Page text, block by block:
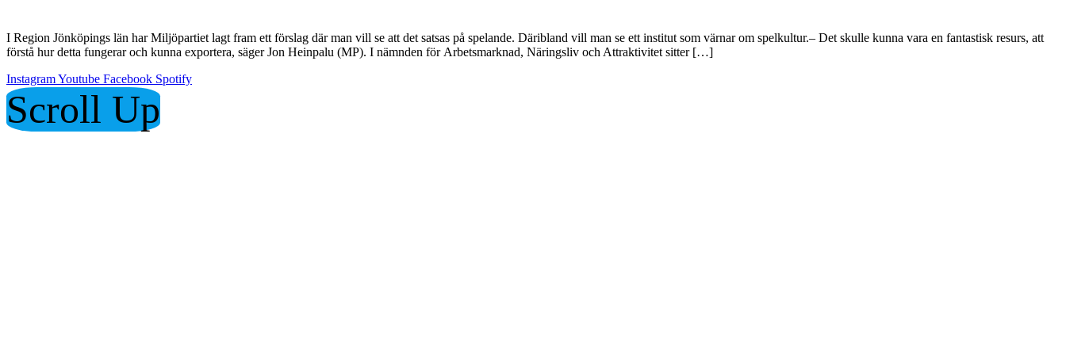
I Region Jönköpings län har Miljöpartiet lagt fram ett förslag där man vill se att det satsas på spelande. Däribland vill man se ett institut som värnar om spelkultur.– Det skulle kunna vara en fantastisk resurs, att
förstå hur detta fungerar och kunna exportera, säger Jon Heinpalu (MP). I nämnden för Arbetsmarknad, Näringsliv och Attraktivitet sitter […]
InstagramYoutube Facebook Spotify
Scroll Up